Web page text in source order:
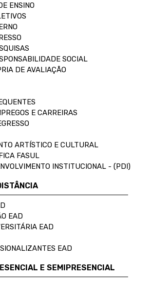
ENSINO
SOCIAL
DE AVALIAÇÃO
E CARREIRAS
ARTÍSTICO E CULTURAL
FASUL
INSTITUCIONAL - (PDI)
EAD
EAD
EAD
E SEMIPRESENCIAL